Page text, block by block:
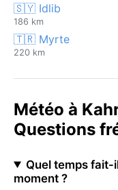
🇸🇾 Idlib
186 km
🇹🇷 Myrte
220 km
Météo à
Questions
Quel temps fait-
moment ?